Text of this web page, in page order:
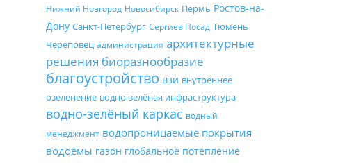
Нижний Новгород Новосибирск Пермь Ростов-на-
Дону Санкт-Петербург Сергиев Посад Тюмень
Череповец администрация архитектурные
решения биоразнообразие
благоустройство взи внутреннее
озеленение водно-зелёная инфраструктура
водно-зелёный каркас водный
менеджмент водопроницаемые покрытия
водоёмы газон глобальное потепление